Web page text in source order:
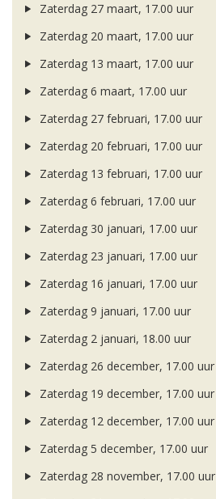
Zaterdag 27 maart, 17.00 uur
Zaterdag 20 maart, 17.00 uur
Zaterdag 13 maart, 17.00 uur
Zaterdag 6 maart, 17.00 uur
Zaterdag 27 februari, 17.00 uur
Zaterdag 20 februari, 17.00 uur
Zaterdag 13 februari, 17.00 uur
Zaterdag 6 februari, 17.00 uur
Zaterdag 30 januari, 17.00 uur
Zaterdag 23 januari, 17.00 uur
Zaterdag 16 januari, 17.00 uur
Zaterdag 9 januari, 17.00 uur
Zaterdag 2 januari, 18.00 uur
Zaterdag 26 december, 17.00 uur
Zaterdag 19 december, 17.00 uur
Zaterdag 12 december, 17.00 uur
Zaterdag 5 december, 17.00 uur
Zaterdag 28 november, 17.00 uur